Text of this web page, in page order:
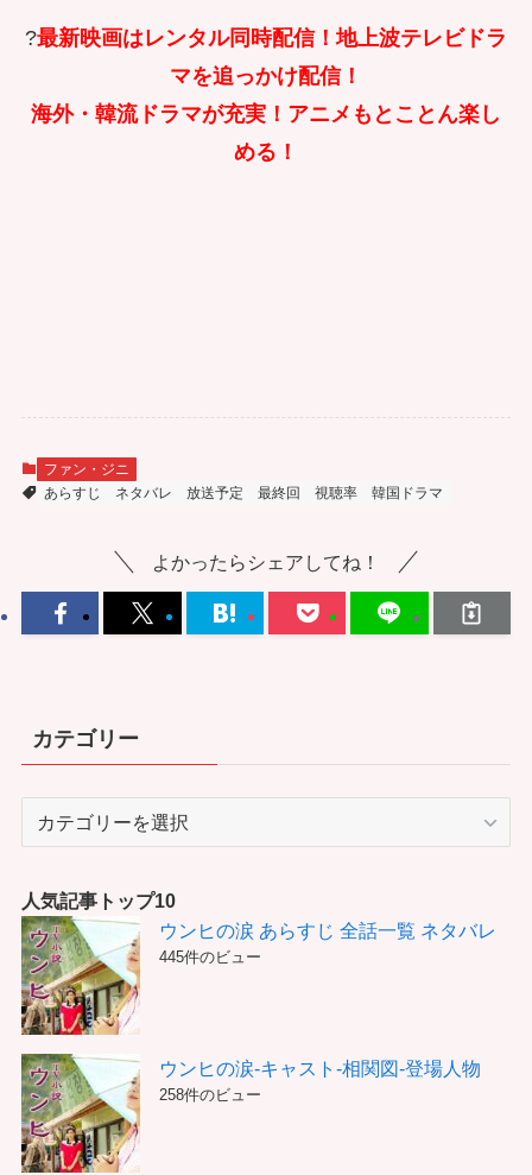
?最新映画はレンタル同時配信！地上波テレビドラ
マを追っかけ配信！
海外・韓流ドラマが充実！アニメもとことん楽し
める！
ファン・ジニ
あらすじ
ネタバレ 放送予定 最終回 視聴率 韓国ドラマ
よかったらシェアしてね！
カテゴリー
リ
ー
人気記事トップ10
ウンヒの涙 あらすじ 全話一覧 ネタバレ
445件のビュー
ウンヒの涙-キャスト-相関図-登場人物
258件のビュー